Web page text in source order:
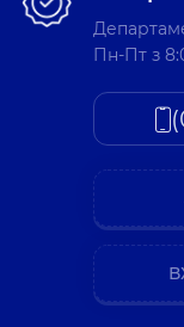
Пн-Пт з